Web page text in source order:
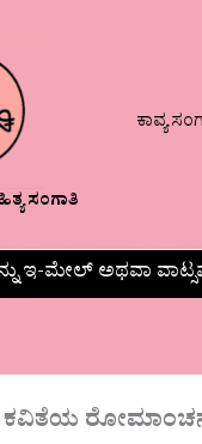
ಸಂಗಾತಿ
ಕಾವ್ಯ
ಇ-ಮೇಲ್ ಅಥವಾ
ಕವಿತೆಯ